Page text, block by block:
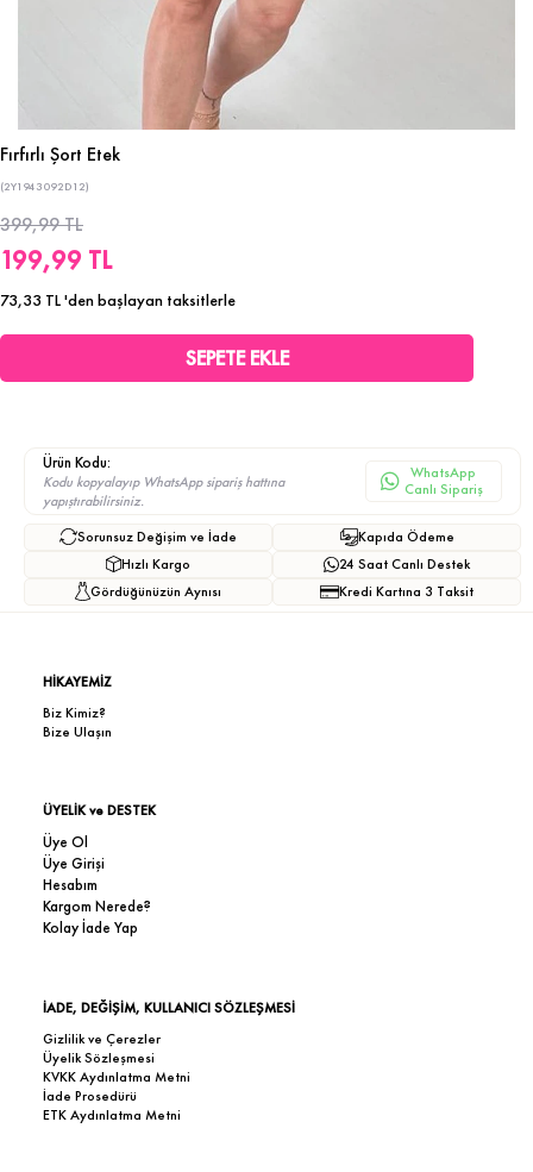
Fırfırlı Şort Etek
(2Y1943092D12)
399,99 TL
199,99 TL
73,33 TL'den başlayan taksitlerle
Ürün Kodu:
Kodu kopyalayıp WhatsApp sipariş hattına
yapıştırabilirsiniz.
WhatsApp
Canlı Sipariş
Sorunsuz Değişim ve İade
Hızlı Kargo
Gördüğünüzün Aynısı
Kapıda Ödeme
24 Saat Canlı Destek
Kredi Kartına 3 Taksit
HİKAYEMİZ
Biz Kimiz?
Bize Ulaşın
ÜYELİK ve DESTEK
Üye Ol
Üye Girişi
Hesabım
Kargom Nerede?
Kolay İade Yap
İADE, DEĞİŞİM, KULLANICI SÖZLEŞMESİ
Gizlilik ve Çerezler
Üyelik Sözleşmesi
KVKK Aydınlatma Metni
İade Prosedürü
ETK Aydınlatma Metni